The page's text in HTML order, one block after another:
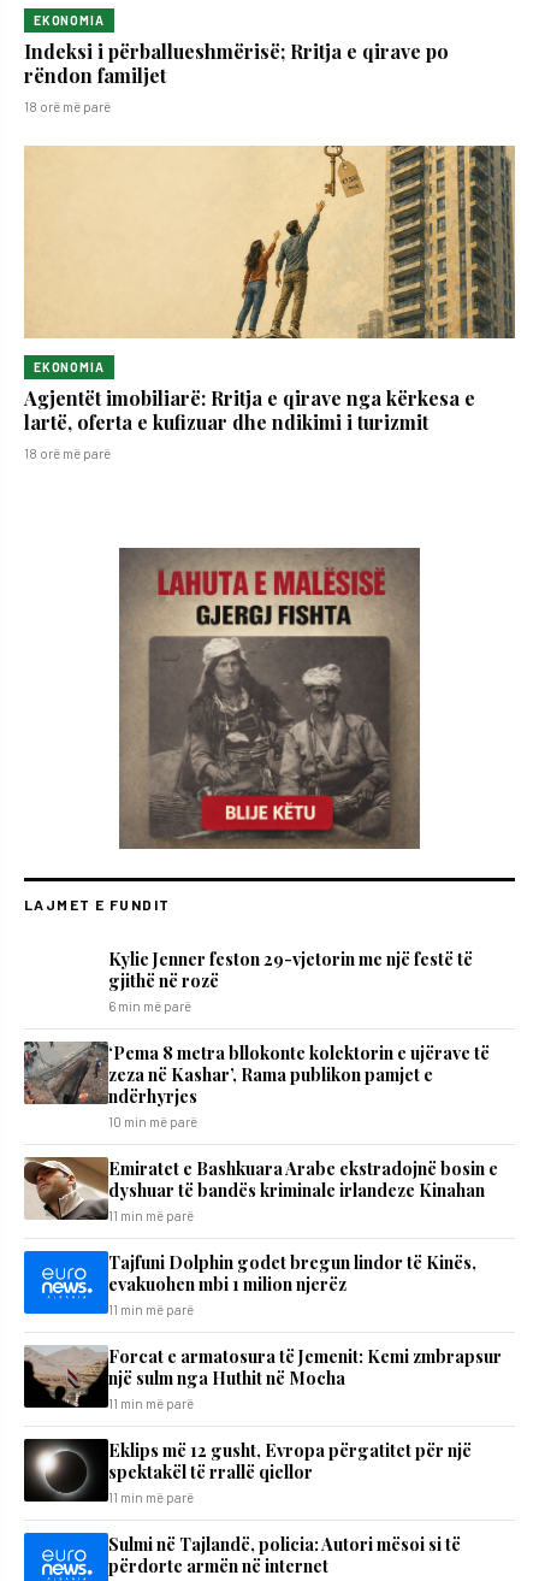
EKONOMIA
Indeksi i përballueshmërisë; Rritja e qirave po
rëndon familjet
18 orë më parë
EKONOMIA
Agjentët imobiliarë: Rritja e qirave nga kërkesa e
lartë, oferta e kufizuar dhe ndikimi i turizmit
18 orë më parë
LAJMET E FUNDIT
Kylie Jenner feston 29-vjetorin me një festë të
gjithë në rozë
6 min më parë
‘Pema 8 metra bllokonte kolektorin e ujërave të
zeza në Kashar’, Rama publikon pamjet e
ndërhyrjes
10 min më parë
Emiratet e Bashkuara Arabe ekstradojnë bosin e
dyshuar të bandës kriminale irlandeze Kinahan
11 min më parë
Tajfuni Dolphin godet bregun lindor të Kinës,
evakuohen mbi 1 milion njerëz
11 min më parë
Forcat e armatosura të Jemenit: Kemi zmbrapsur
një sulm nga Huthit në Mocha
11 min më parë
Eklips më 12 gusht, Evropa përgatitet për një
spektakël të rrallë qiellor
11 min më parë
Sulmi në Tajlandë, policia: Autori mësoi si të
përdorte armën në internet